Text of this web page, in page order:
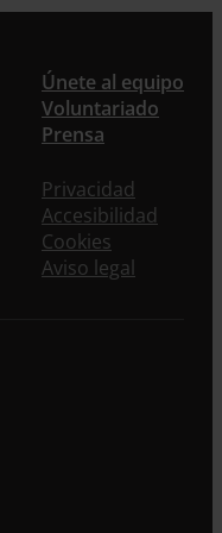
y los
formulario.
base de
novedades.
Únete al equipo
Voluntariado
Prensa
Privacidad
Accesibilidad
Cookies
Aviso legal